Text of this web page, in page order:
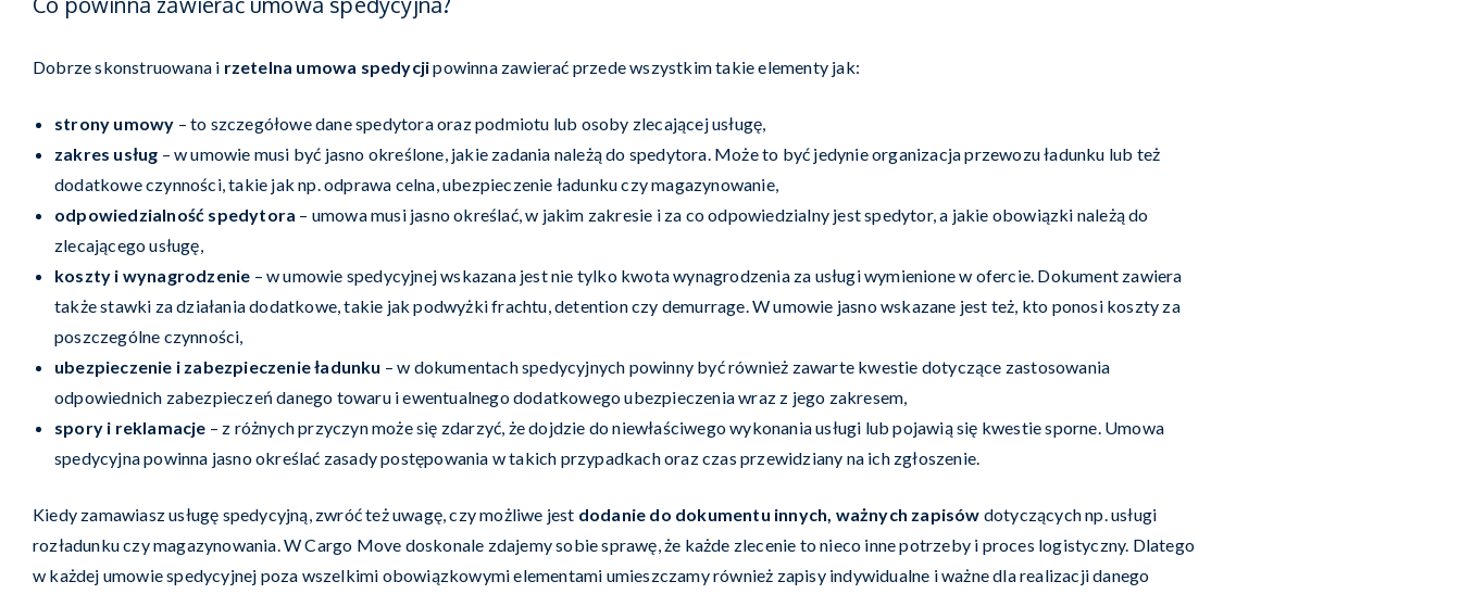
Dobrze skonstruowana i rzetelna umowa spedycjipowinna zawierać przede wszystkim takie elementy jak:
strony umowy – to szczegółowe dane spedytora oraz podmiotu lub osoby zlecającej usługę,
zakres usług – w umowie musi być jasno określone, jakie zadania należą do spedytora. Może to być jedynie organizacja przewozu ładunku lub też
dodatkowe czynności, takie jak np. odprawa celna, ubezpieczenie ładunku czy magazynowanie,
odpowiedzialność spedytora – umowa musi jasno określać, w jakim zakresie i za co odpowiedzialny jest spedytor, a jakie obowiązki należą do
zlecającego usługę,
koszty i wynagrodzenie – w umowie spedycyjnej wskazana jest nie tylko kwota wynagrodzenia za usługi wymienione w ofercie. Dokument zawiera
także stawki za działania dodatkowe, takie jak podwyżki frachtu, detention czy demurrage. W umowie jasno wskazane jest też, kto ponosi koszty za
poszczególne czynności,
ubezpieczenie i zabezpieczenie ładunku – w dokumentach spedycyjnych powinny być również zawarte kwestie dotyczące zastosowania
odpowiednich zabezpieczeń danego towaru i ewentualnego dodatkowego ubezpieczenia wraz z jego zakresem,
spory i reklamacje – z różnych przyczyn może się zdarzyć, że dojdzie do niewłaściwego wykonania usługi lub pojawią się kwestie sporne. Umowa
spedycyjna powinna jasno określać zasady postępowania w takich przypadkach oraz czas przewidziany na ich zgłoszenie.
Kiedy zamawiasz usługę spedycyjną, zwróć też uwagę, czy możliwe jest dodanie do dokumentu innych, ważnych zapisów dotyczących np. usługi
rozładunku czy magazynowania. W Cargo Move doskonale zdajemy sobie sprawę, że każde zlecenie to nieco inne potrzeby i proces logistyczny. Dlatego
w każdej umowie spedycyjnej poza wszelkimi obowiązkowymi elementami umieszczamy również zapisy indywidualne i ważne dla realizacji danego